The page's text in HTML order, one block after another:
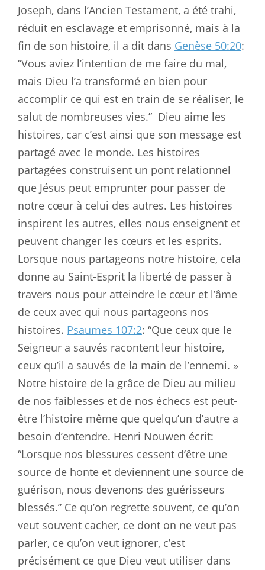
Joseph, dans l’Ancien Testament, a été trahi,
réduit en esclavage et emprisonné, mais à la
fin de son histoire, il a dit dans Genèse 50:20:
“Vous aviez l’intention de me faire du mal,
mais Dieu l’a transformé en bien pour
accomplir ce qui est en train de se réaliser, le
salut de nombreuses vies.” Dieu aime les
histoires, car c’est ainsi que son message est
partagé avec le monde. Les histoires
partagées construisent un pont relationnel
que Jésus peut emprunter pour passer de
notre cœur à celui des autres. Les histoires
inspirent les autres, elles nous enseignent et
peuvent changer les cœurs et les esprits.
Lorsque nous partageons notre histoire, cela
donne au Saint-Esprit la liberté de passer à
travers nous pour atteindre le cœur et l’âme
de ceux avec qui nous partageons nos
histoires. Psaumes 107:2: “Que ceux que le
Seigneur a sauvés racontent leur histoire,
ceux qu’il a sauvés de la main de l’ennemi. »
Notre histoire de la grâce de Dieu au milieu
de nos faiblesses et de nos échecs est peut-
être l’histoire même que quelqu’un d’autre a
besoin d’entendre. Henri Nouwen écrit:
“Lorsque nos blessures cessent d’être une
source de honte et deviennent une source de
guérison, nous devenons des guérisseurs
blessés.” Ce qu’on regrette souvent, ce qu’on
veut souvent cacher, ce dont on ne veut pas
parler, ce qu’on veut ignorer, c’est
précisément ce que Dieu veut utiliser dans